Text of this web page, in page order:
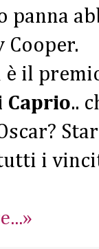
panna
il
Caprio..
i